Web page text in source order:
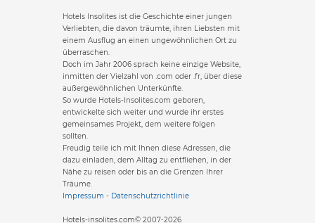
Hotels Insolites ist die Geschichte einer jungen
Verliebten, die davon träumte, ihren Liebsten mit
einem Ausflug an einen ungewöhnlichen Ort zu
überraschen.
Doch im Jahr 2006 sprach keine einzige Website,
inmitten der Vielzahl von .com oder .fr, über diese
außergewöhnlichen Unterkünfte.
So wurde Hotels-Insolites.com geboren,
entwickelte sich weiter und wurde ihr erstes
gemeinsames Projekt, dem weitere folgen
sollten.
Freudig teile ich mit Ihnen diese Adressen, die
dazu einladen, dem Alltag zu entfliehen, in der
Nähe zu reisen oder bis an die Grenzen Ihrer
Träume.
Impressum - Datenschutzrichtlinie
Hotels-insolites.com© 2007-2026